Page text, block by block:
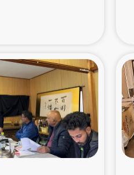
海外ルーツの市民との共
石巻市街地在宅被災者
仮設住宅生活支援・農業復
インターン・ボランティア